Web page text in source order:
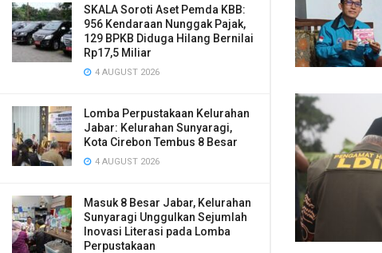
SKALA Soroti Aset Pemda KBB:
956 Kendaraan Nunggak Pajak,
129 BPKB Diduga Hilang Bernilai
Rp17,5 Miliar
4 AUGUST 2026
Lomba Perpustakaan Kelurahan
Jabar: Kelurahan Sunyaragi,
Kota Cirebon Tembus 8 Besar
4 AUGUST 2026
Masuk 8 Besar Jabar, Kelurahan
Sunyaragi Unggulkan Sejumlah
Inovasi Literasi pada Lomba
Perpustakaan